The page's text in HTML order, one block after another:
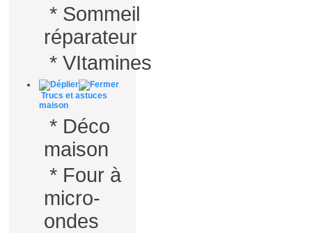
* Sommeil
réparateur
* VItamines
Trucs et astuces
maison
* Déco
maison
* Four à
micro-
ondes